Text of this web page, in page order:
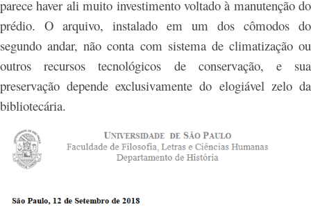
parece haver ali muito investimento voltado à manutenção do
prédio. O arquivo, instalado em um dos cômodos do
segundo andar, não conta com sistema de climatização ou
outros recursos tecnológicos de conservação, e sua
preservação depende exclusivamente do elogiável zelo da
bibliotecária.